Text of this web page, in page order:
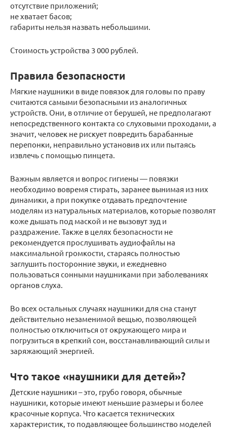
отсутствие приложений;
не хватает басов;
габариты нельзя назвать небольшими.
Стоимость устройства 3 000 рублей.
Правила безопасности
Мягкие наушники в виде повязок для головы по праву
считаются самыми безопасными из аналогичных
устройств. Они, в отличие от берушей, не предполагают
непосредственного контакта со слуховыми проходами, а
значит, человек не рискует повредить барабанные
перепонки, неправильно установив их или пытаясь
извлечь с помощью пинцета.
Важным является и вопрос гигиены — повязки
необходимо вовремя стирать, заранее вынимая из них
динамики, а при покупке отдавать предпочтение
моделям из натуральных материалов, которые позволят
коже дышать под маской и не вызовут зуд и
раздражение. Также в целях безопасности не
рекомендуется прослушивать аудиофайлы на
максимальной громкости, стараясь полностью
заглушить посторонние звуки, и ежедневно
пользоваться сонными наушниками при заболеваниях
органов слуха.
Во всех остальных случаях наушники для сна станут
действительно незаменимой вещью, позволяющей
полностью отключиться от окружающего мира и
погрузиться в крепкий сон, восстанавливающий силы и
заряжающий энергией.
Что такое «наушники для детей»?
Детские наушники – это, грубо говоря, обычные
наушники, которые имеют меньшие размеры и более
красочные корпуса. Что касается технических
характеристик, то подавляющее большинство моделей